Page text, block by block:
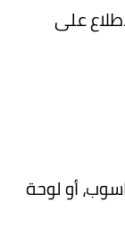
على
أو لوحة